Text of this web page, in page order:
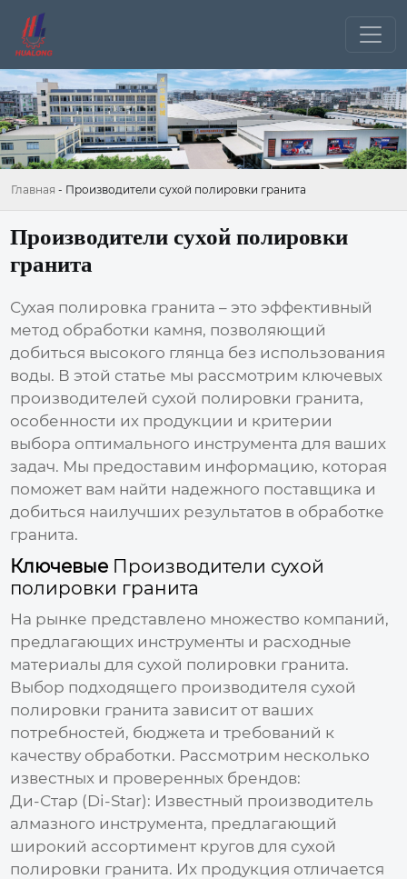
Главная - Производители сухой полировки гранита
Производители сухой полировки
гранита
Сухая полировка гранита – это эффективный
метод обработки камня, позволяющий
добиться высокого глянца без использования
воды. В этой статье мы рассмотрим ключевых
производителей сухой полировки гранита,
особенности их продукции и критерии
выбора оптимального инструмента для ваших
задач. Мы предоставим информацию, которая
поможет вам найти надежного поставщика и
добиться наилучших результатов в обработке
гранита.
Ключевые Производители сухой
полировки гранита
На рынке представлено множество компаний,
предлагающих инструменты и расходные
материалы для сухой полировки гранита.
Выбор подходящего производителя сухой
полировки гранита зависит от ваших
потребностей, бюджета и требований к
качеству обработки. Рассмотрим несколько
известных и проверенных брендов:
Ди-Стар (Di-Star): Известный производитель
алмазного инструмента, предлагающий
широкий ассортимент кругов для сухой
полировки гранита. Их продукция отличается